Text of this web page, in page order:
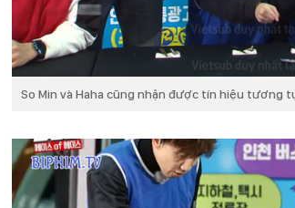
So Min và Haha cũng nhận được tín hiệu tương